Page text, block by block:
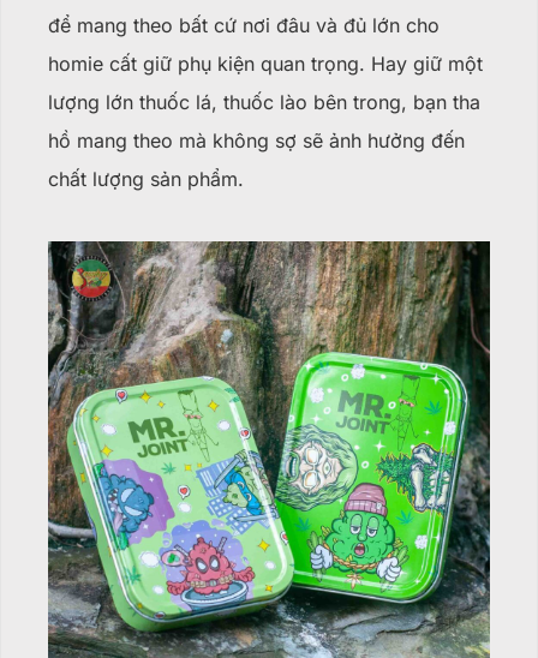
để mang theo bất cứ nơi đâu và đủ lớn cho
homie cất giữ phụ kiện quan trọng. Hay giữ một
lượng lớn thuốc lá, thuốc lào bên trong, bạn tha
hồ mang theo mà không sợ sẽ ảnh hưởng đến
chất lượng sản phẩm.